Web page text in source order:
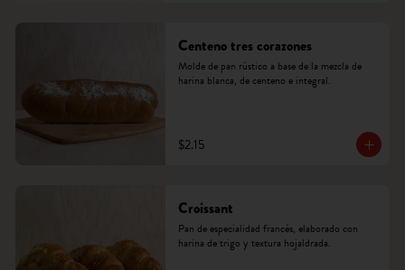
Centeno tres corazones
Molde de pan rústico a base de la mezcla de
harina blanca, de centeno e integral.
$2.15
Croissant
Pan de especialidad francés, elaborado con
harina de trigo y textura hojaldrada.